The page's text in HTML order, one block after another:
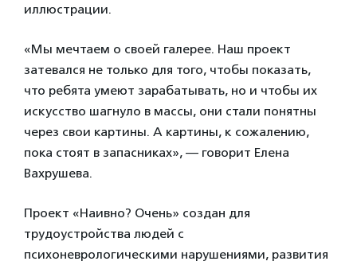
иллюстрации.
«Мы мечтаем о своей галерее. Наш проект
затевался не только для того, чтобы показать,
что ребята умеют зарабатывать, но и чтобы их
искусство шагнуло в массы, они стали понятны
через свои картины. А картины, к сожалению,
пока стоят в запасниках», — говорит Елена
Вахрушева.
Проект «Наивно? Очень» создан для
трудоустройства людей с
психоневрологическими нарушениями, развития